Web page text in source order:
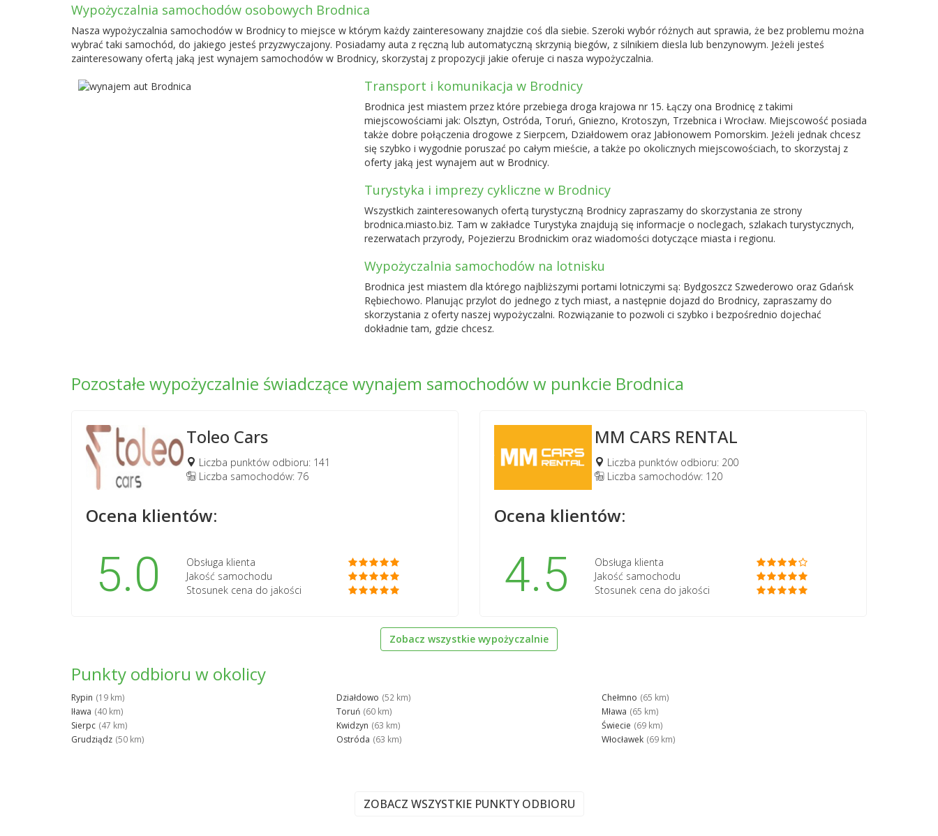
Wypożyczalnia samochodów osobowych Brodnica
Nasza wypożyczalnia samochodów w Brodnicy to miejsce w którym każdy zainteresowany znajdzie coś dla siebie. Szeroki wybór różnych aut sprawia, że bez problemu można
wybrać taki samochód, do jakiego jesteś przyzwyczajony. Posiadamy auta z ręczną lub automatyczną skrzynią biegów, z silnikiem diesla lub benzynowym. Jeżeli jesteś
zainteresowany ofertą jaką jest wynajem samochodów w Brodnicy, skorzystaj z propozycji jakie oferuje ci nasza wypożyczalnia.
Transport i komunikacja w Brodnicy
Brodnica jest miastem przez które przebiega droga krajowa nr 15. Łączy ona Brodnicę z takimi
miejscowościami jak: Olsztyn, Ostróda, Toruń, Gniezno, Krotoszyn, Trzebnica i Wrocław. Miejscowość posiada
także dobre połączenia drogowe z Sierpcem, Działdowem oraz Jabłonowem Pomorskim. Jeżeli jednak chcesz
się szybko i wygodnie poruszać po całym mieście, a także po okolicznych miejscowościach, to skorzystaj z
oferty jaką jest wynajem aut w Brodnicy.
Turystyka i imprezy cykliczne w Brodnicy
Wszystkich zainteresowanych ofertą turystyczną Brodnicy zapraszamy do skorzystania ze strony
brodnica.miasto.biz. Tam w zakładce Turystyka znajdują się informacje o noclegach, szlakach turystycznych,
rezerwatach przyrody, Pojezierzu Brodnickim oraz wiadomości dotyczące miasta i regionu.
Wypożyczalnia samochodów na lotnisku
Brodnica jest miastem dla którego najbliższymi portami lotniczymi są: Bydgoszcz Szwederowo oraz Gdańsk
Rębiechowo. Planując przylot do jednego z tych miast, a następnie dojazd do Brodnicy, zapraszamy do
skorzystania z oferty naszej wypożyczalni. Rozwiązanie to pozwoli ci szybko i bezpośrednio dojechać
dokładnie tam, gdzie chcesz.
Pozostałe wypożyczalnie świadczące wynajem samochodów w punkcie Brodnica
Toleo Cars
Liczba punktów odbioru: 141
Liczba samochodów: 76
Ocena klientów:
5.0
Obsługa klienta
Jakość samochodu
Stosunek cena do jakości
MM CARS RENTAL
Liczba punktów odbioru: 200
Liczba samochodów: 120
Ocena klientów:
4.5
Obsługa klienta
Jakość samochodu
Stosunek cena do jakości
Zobacz wszystkie wypożyczalnie
Punkty odbioru w okolicy
Rypin (19 km)
Iława (40 km)
Sierpc (47 km)
Grudziądz (50 km)
Działdowo (52 km)
Toruń (60 km)
Kwidzyn (63 km)
Ostróda (63 km)
Chełmno (65 km)
Mława (65 km)
Świecie (69 km)
Włocławek (69 km)
ZOBACZ WSZYSTKIE PUNKTY ODBIORU